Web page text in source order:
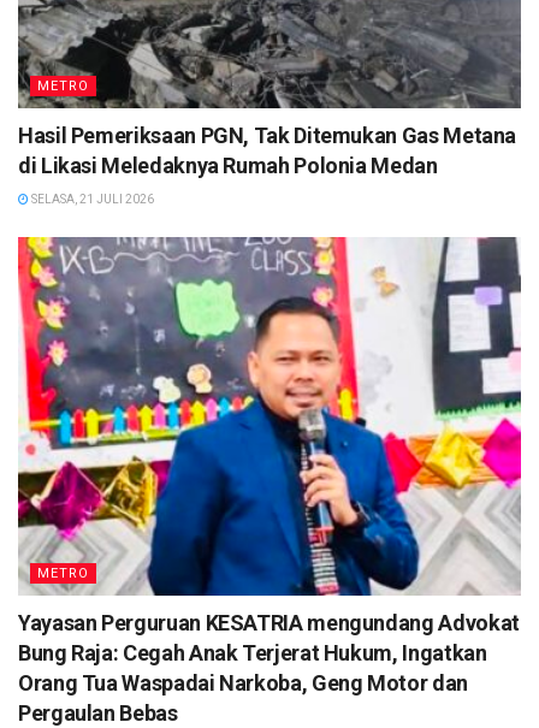
METRO
Hasil Pemeriksaan PGN, Tak Ditemukan Gas Metana
di Likasi Meledaknya Rumah Polonia Medan
SELASA, 21 JULI 2026
METRO
Yayasan Perguruan KESATRIA mengundang Advokat
Bung Raja: Cegah Anak Terjerat Hukum, Ingatkan
Orang Tua Waspadai Narkoba, Geng Motor dan
Pergaulan Bebas